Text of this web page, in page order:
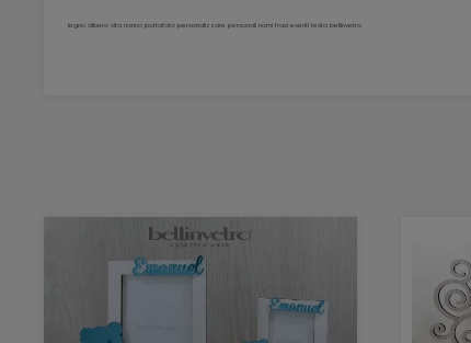
legno albero vita nonno portafoto personalizzare personali nomi frasi eventi festa bellinvetro